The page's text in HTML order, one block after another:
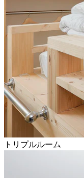
トリプルルーム